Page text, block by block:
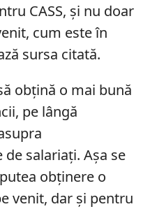
CASS, și nu doar
cum este în
sursa citată.
obțină o mai bună
pe lângă
salariați. Așa se
obținere o
venit, dar și pentru